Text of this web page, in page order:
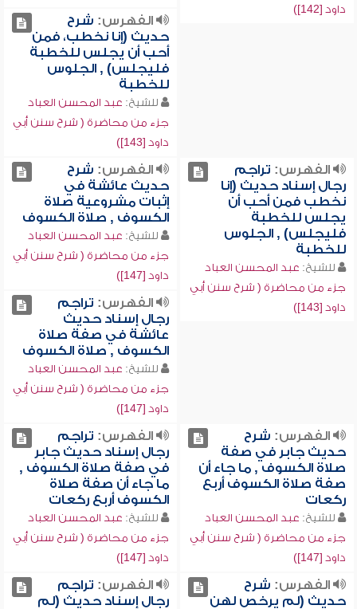
داود [142])
الفهرس: شرح
حديث (إنا نخطب، فمن
أحب أن يجلس للخطبة
فليجلس) , الجلوس
للخطبة
للشيخ: عبد المحسن العباد
جزء من محاضرة ( شرح سنن أبي
داود [143])
الفهرس: تراجم
رجال إسناد حديث (إنا
نخطب فمن أحب أن
يجلس للخطبة
فليجلس) , الجلوس
للخطبة
للشيخ: عبد المحسن العباد
جزء من محاضرة ( شرح سنن أبي
داود [143])
الفهرس: شرح
حديث عائشة في
إثبات مشروعية صلاة
الكسوف , صلاة الكسوف
للشيخ: عبد المحسن العباد
جزء من محاضرة ( شرح سنن أبي
داود [147])
الفهرس: تراجم
رجال إسناد حديث
عائشة في صفة صلاة
الكسوف , صلاة الكسوف
للشيخ: عبد المحسن العباد
جزء من محاضرة ( شرح سنن أبي
داود [147])
الفهرس: شرح
حديث جابر في صفة
صلاة الكسوف , ما جاء أن
صفة صلاة الكسوف أربع
ركعات
للشيخ: عبد المحسن العباد
جزء من محاضرة ( شرح سنن أبي
داود [147])
الفهرس: تراجم
رجال إسناد حديث جابر
في صفة صلاة الكسوف ,
ما جاء أن صفة صلاة
الكسوف أربع ركعات
للشيخ: عبد المحسن العباد
جزء من محاضرة ( شرح سنن أبي
داود [147])
الفهرس: شرح
حديث (لم يرخص لهن
الفهرس: تراجم
رجال إسناد حديث (لم